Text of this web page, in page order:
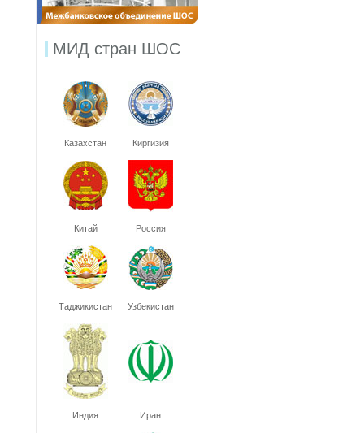
МИД стран ШОС
Казахстан Киргизия
Китай Россия
Таджикистан Узбекистан
Индия Иран